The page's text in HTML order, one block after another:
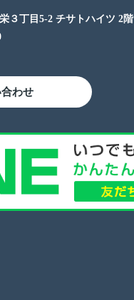
３丁目5-2 チサトハイツ 2階
わせ